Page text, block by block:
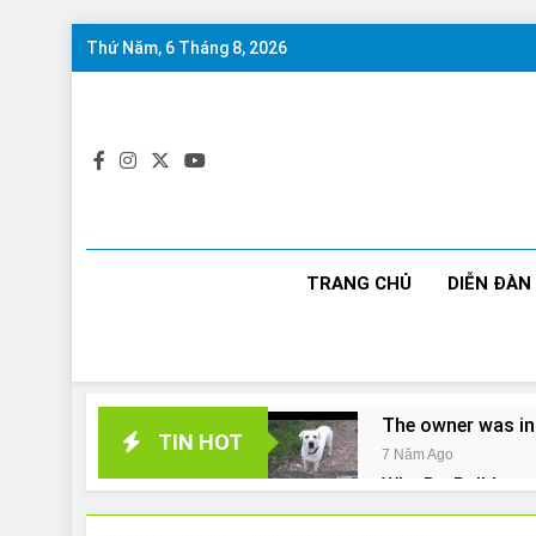
Skip
Thứ Năm, 6 Tháng 8, 2026
TRANG CHỦ DIỄN ĐÀN
TIN HOT
The owner was
7 Năm Ago
Why Do
7 Năm Ago